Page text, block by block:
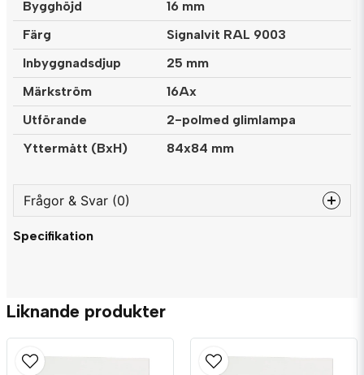
Bygghöjd
16 mm
Färg
Signalvit RAL 9003
Inbyggnadsdjup
25 mm
Märkström
16Ax
Utförande
2-polmed glimlampa
Yttermått (BxH)
84x84 mm
Frågor & Svar (0)
question
Namn
Specifikation
Liknande produkter